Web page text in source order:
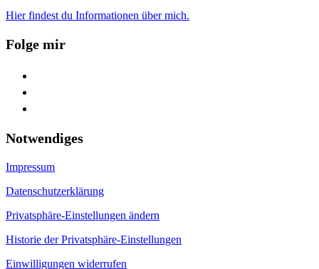
Hier findest du Informationen über mich.
Folge mir
Notwendiges
Impressum
Datenschutzerklärung
Privatsphäre-Einstellungen ändern
Historie der Privatsphäre-Einstellungen
Einwilligungen widerrufen